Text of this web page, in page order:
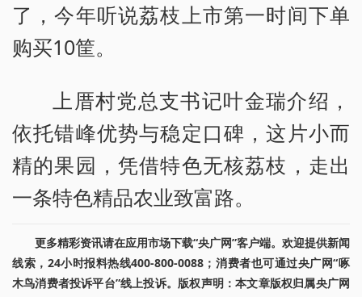
了，今年听说荔枝上市第一时间下单
购买10筐。
上厝村党总支书记叶金瑞介绍，
依托错峰优势与稳定口碑，这片小而
精的果园，凭借特色无核荔枝，走出
一条特色精品农业致富路。
更多精彩资讯请在应用市场下载“央广网”客户端。欢迎提供新闻
线索，24小时报料热线400-800-0088；消费者也可通过央广网“啄
木鸟消费者投诉平台”线上投诉。版权声明：本文章版权归属央广网